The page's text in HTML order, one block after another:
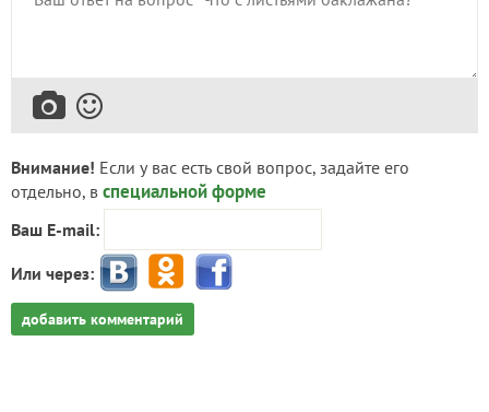
Внимание! Если у вас есть свой вопрос, задайте его
отдельно, в специальной форме
Ваш E-mail:
Или через:
добавить комментарий